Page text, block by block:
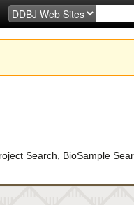
Search, BioSample